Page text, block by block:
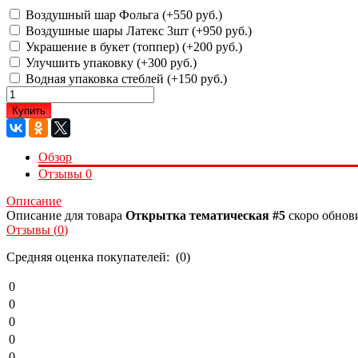
Воздушный шар Фольга (+550 руб.)
Воздушные шары Латекс 3шт (+950 руб.)
Украшение в букет (топпер) (+200 руб.)
Улучшить упаковку (+300 руб.)
Водная упаковка стеблей (+150 руб.)
Купить
Обзор
Отзывы 0
Описание
Описание для товара Открытка тематическая #5 скоро
Отзывы (0)
Средняя оценка покупателей: (0)
0
0
0
0